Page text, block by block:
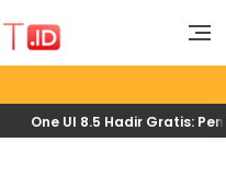
One UI 8.5 Hadir Gratis: